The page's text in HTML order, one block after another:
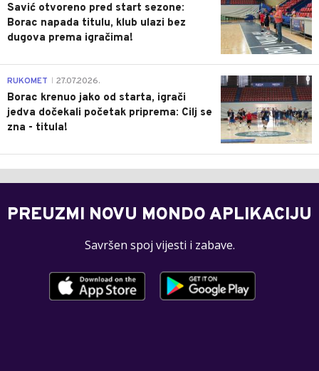
Savić otvoreno pred start sezone:
Borac napada titulu, klub ulazi bez
dugova prema igračima!
0
RUKOMET 27.07.2026.
Borac krenuo jako od starta, igrači
jedva dočekali početak priprema: Cilj se
zna - titula!
PREUZMI NOVU MONDO APLIKACIJU
Savršen spoj vijesti i zabave.